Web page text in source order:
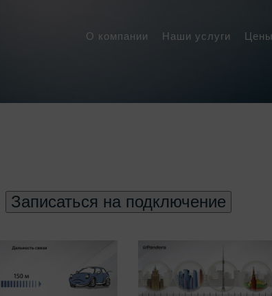
О компании Наши услуги Цены
Записаться на подключение